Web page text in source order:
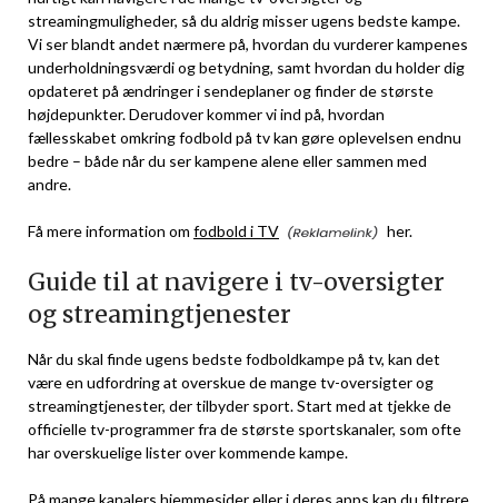
streamingmuligheder, så du aldrig misser ugens bedste kampe.
Vi ser blandt andet nærmere på, hvordan du vurderer kampenes
underholdningsværdi og betydning, samt hvordan du holder dig
opdateret på ændringer i sendeplaner og finder de største
højdepunkter. Derudover kommer vi ind på, hvordan
fællesskabet omkring fodbold på tv kan gøre oplevelsen endnu
bedre – både når du ser kampene alene eller sammen med
andre.
Få mere information om fodbold i TV her.
Guide til at navigere i tv-oversigter
og streamingtjenester
Når du skal finde ugens bedste fodboldkampe på tv, kan det
være en udfordring at overskue de mange tv-oversigter og
streamingtjenester, der tilbyder sport. Start med at tjekke de
officielle tv-programmer fra de største sportskanaler, som ofte
har overskuelige lister over kommende kampe.
På mange kanalers hjemmesider eller i deres apps kan du filtrere